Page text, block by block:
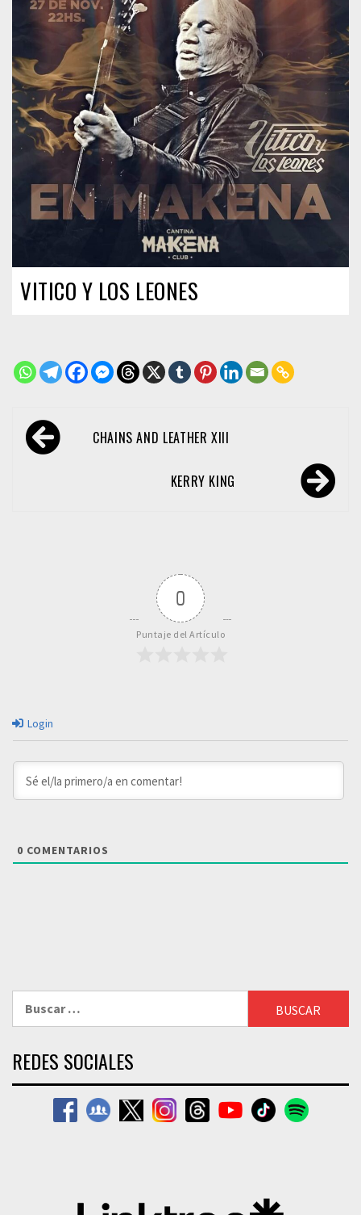
VITICO Y LOS LEONES
Navegación
de CHAINS AND LEATHER XIII
KERRY KING
0
Puntaje del Artículo
Login
0 COMENTARIOS
REDES SOCIALES